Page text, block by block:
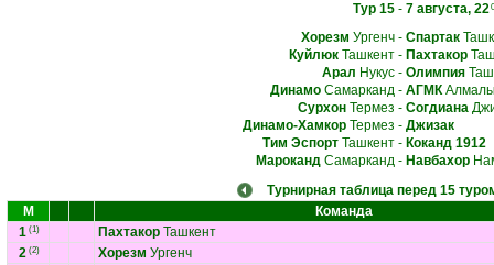
Тур 15- 7 августа, 22
Хорезм Ургенч- Спартак
КуйлюкТашкент- Пахтакор
Арал Нукус- Олимпия
ДинамоСамарканд- АГМК
СурхонТермез - Согдиана
Динамо-ХамкорТермез - Джизак
Тим ЭспортТашкент- Коканд 1912
МарокандСамарканд- Навбахор
Турнирная таблица перед 15
М
Команда
1 (1) Пахтакор Ташкент
2 (2) Хорезм Ургенч